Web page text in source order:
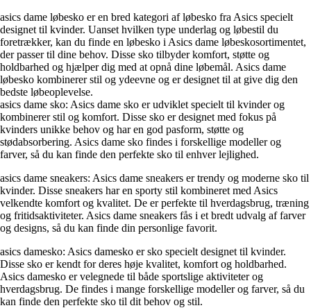
asics dame løbesko er en bred kategori af løbesko fra Asics specielt
designet til kvinder. Uanset hvilken type underlag og løbestil du
foretrækker, kan du finde en løbesko i Asics dame løbeskosortimentet,
der passer til dine behov. Disse sko tilbyder komfort, støtte og
holdbarhed og hjælper dig med at opnå dine løbemål. Asics dame
løbesko kombinerer stil og ydeevne og er designet til at give dig den
bedste løbeoplevelse.
asics dame sko: Asics dame sko er udviklet specielt til kvinder og
kombinerer stil og komfort. Disse sko er designet med fokus på
kvinders unikke behov og har en god pasform, støtte og
stødabsorbering. Asics dame sko findes i forskellige modeller og
farver, så du kan finde den perfekte sko til enhver lejlighed.
asics dame sneakers: Asics dame sneakers er trendy og moderne sko til
kvinder. Disse sneakers har en sporty stil kombineret med Asics
velkendte komfort og kvalitet. De er perfekte til hverdagsbrug, træning
og fritidsaktiviteter. Asics dame sneakers fås i et bredt udvalg af farver
og designs, så du kan finde din personlige favorit.
asics damesko: Asics damesko er sko specielt designet til kvinder.
Disse sko er kendt for deres høje kvalitet, komfort og holdbarhed.
Asics damesko er velegnede til både sportslige aktiviteter og
hverdagsbrug. De findes i mange forskellige modeller og farver, så du
kan finde den perfekte sko til dit behov og stil.